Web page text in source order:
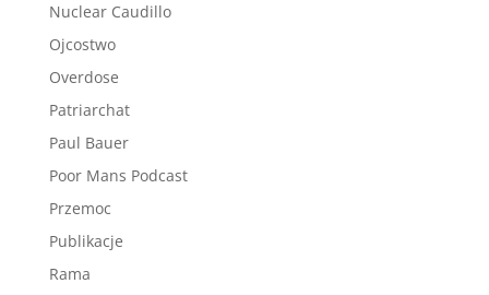
Nuclear Caudillo
Ojcostwo
Overdose
Patriarchat
Paul Bauer
Poor Mans Podcast
Przemoc
Publikacje
Rama